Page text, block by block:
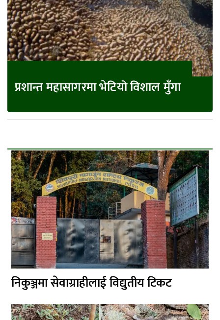
प्रशान्त महासागरमा भेटियो विशाल मुँगा
निकुञ्जमा सेवाग्राहीलाई विद्युतीय टिकट